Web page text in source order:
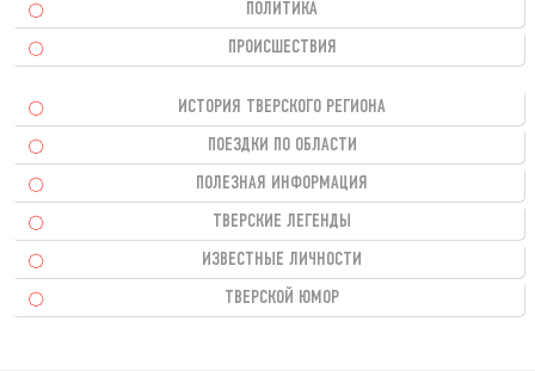
ПОЛИТИКА
ПРОИСШЕСТВИЯ
ИСТОРИЯ ТВЕРСКОГО РЕГИОНА
ПОЕЗДКИ ПО ОБЛАСТИ
ПОЛЕЗНАЯ ИНФОРМАЦИЯ
ТВЕРСКИЕ ЛЕГЕНДЫ
ИЗВЕСТНЫЕ ЛИЧНОСТИ
ТВЕРСКОЙ ЮМОР